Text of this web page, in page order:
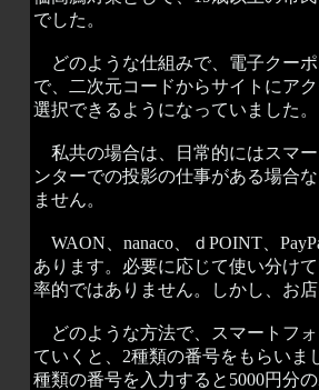
でした。
どのような仕組みで、電子クー
で、二次元コードからサイトにア
選択できるようになっていました。
私共の場合は、日常的にはスマ
ンターでの投影の仕事がある場合
ません。
WAON、nanaco、ｄPOINT、
あります。必要に応じて使い分け
率的ではありません。しかし、お
どのような方法で、スマートフ
ていくと、2種類の番号をもらい
種類の番号を入力すると5000円分